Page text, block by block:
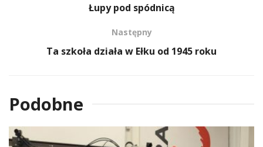
Łupy pod spódnicą
Następny
Ta szkoła działa w Ełku od 1945 roku
Podobne